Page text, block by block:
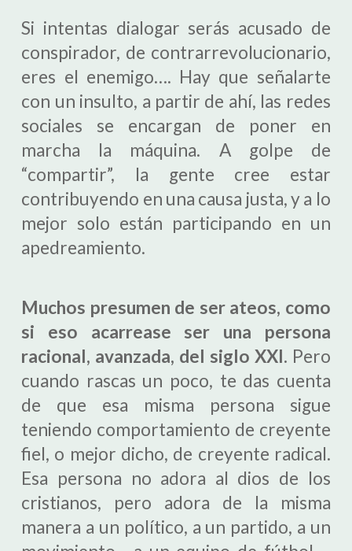
Si intentas dialogar serás acusado de
conspirador, de contrarrevolucionario,
eres el enemigo…. Hay que señalarte
con un insulto, a partir de ahí, las redes
sociales se encargan de poner en
marcha la máquina. A golpe de
“compartir”, la gente cree estar
contribuyendo en una causa justa, y a lo
mejor solo están participando en un
apedreamiento.
Muchos presumen de ser ateos, como
si eso acarrease ser una persona
racional, avanzada, del siglo XXI. Pero
cuando rascas un poco, te das cuenta
de que esa misma persona sigue
teniendo comportamiento de creyente
fiel, o mejor dicho, de creyente radical.
Esa persona no adora al dios de los
cristianos, pero adora de la misma
manera a un político, a un partido, a un